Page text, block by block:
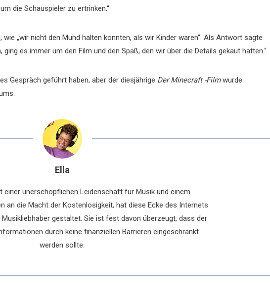
die Schauspieler zu ertrinken.“
„wir nicht den Mund halten konnten, als wir Kinder waren“. Als Antwort sagte
es immer um den Film und den Spaß, den wir über die Details gekaut hatten.“
Gespräch geführt haben, aber der diesjährige Der Minecraft -Filmwurde
Ella
einer unerschöpflichen Leidenschaft für Musik und einem
an die Macht der Kostenlosigkeit, hat diese Ecke des Internets
gestaltet. Sie ist fest davon überzeugt, dass der
durch keine finanziellen Barrieren eingeschränkt
werden sollte.